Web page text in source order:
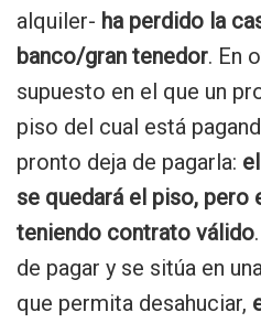
alquiler- ha perdido la
banco/gran tenedor. En
supuesto en el que un
piso del cual está
pronto deja de pagarla:
se quedará el piso, pero
teniendo contrato válido
de pagar y se sitúa en
que permita desahuciar,